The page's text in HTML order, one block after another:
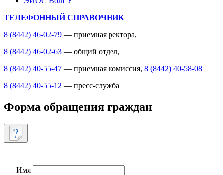
ТЕЛЕФОННЫЙ СПРАВОЧНИК
8 (8442) 46-02-79 — приемная ректора,
8 (8442) 46-02-63 — общий отдел,
8 (8442) 40-55-47 — приемная комиссия, 8 (8442) 40-58-08
8 (8442) 40-55-12 — пресс-служба
Форма обращения граждан
Имя